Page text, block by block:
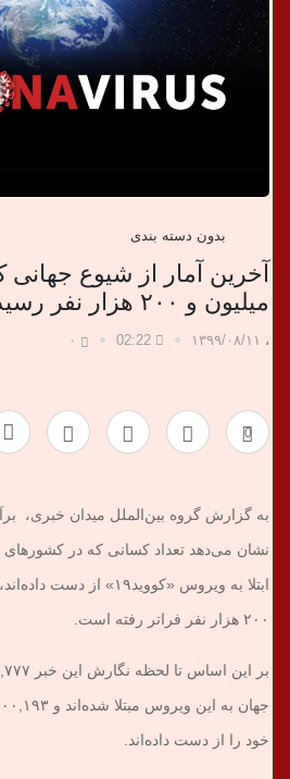
ن
ر
بدون دسته بندی
میلیون و ۲۰۰ هزار نفر رسید
، ۱۳۹۹/۰۸/۱۱ 02:22 ۰
0
به گزارش گروه بین‌الملل میدان خبری،
نشان می‌دهد تعداد کسانی که در کشورهای
۲۰۰ هزار نفر فراتر رفته است.
خود را از دست داده‌اند.